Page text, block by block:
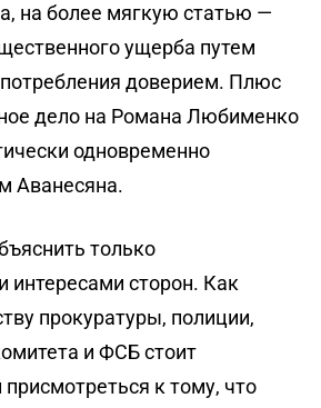
на более мягкую статью —
ущерба путем
доверием. Плюс
дело на Романа Любименко
одновременно
Аванесяна.
только
интересами сторон. Как
прокуратуры, полиции,
и ФСБ стоит
к тому, что